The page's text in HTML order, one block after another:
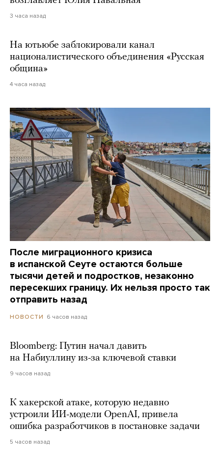
3 часа назад
На ютьюбе заблокировали канал
националистического объединения «Русская
община»
4 часа назад
После миграционного кризиса
в испанской Сеуте остаются больше
тысячи детей и подростков, незаконно
пересекших границу. Их нельзя просто так
отправить назад
НОВОСТИ 6 часов назад
Bloomberg: Путин начал давить
на Набиуллину из-за ключевой ставки
9 часов назад
К хакерской атаке, которую недавно
устроили ИИ-модели OpenAI, привела
ошибка разработчиков в постановке задачи
5 часов назад